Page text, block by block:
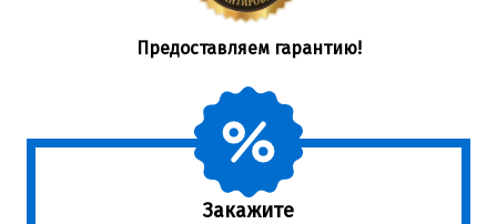
Предоставляем гарантию!
Закажите